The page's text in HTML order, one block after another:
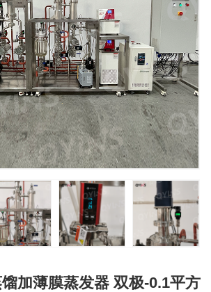
加薄膜蒸发器 双极-0.1平方